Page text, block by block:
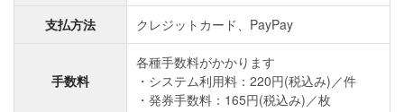
支払方法 クレジットカード、PayPay
手数料
各種手数料がかかります
システム利用料：220円(税込み)／件
発券手数料：165円(税込み)／枚